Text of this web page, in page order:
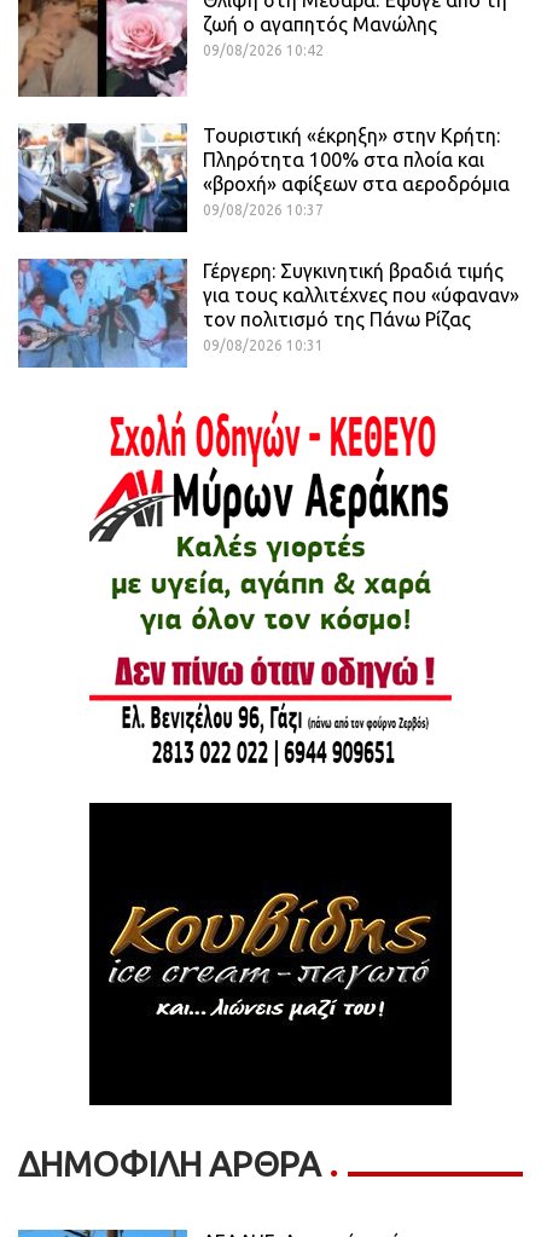
ζωή ο αγαπητός Μανώλης
09/08/2026 10:42
Τουριστική «έκρηξη» στην Κρήτη:
Πληρότητα 100% στα πλοία και
«βροχή» αφίξεων στα αεροδρόμια
09/08/2026 10:37
Γέργερη: Συγκινητική βραδιά τιμής
για τους καλλιτέχνες που «ύφαναν»
τον πολιτισμό της Πάνω Ρίζας
09/08/2026 10:31
ΔΗΜΟΦΙΛΗ ΑΡΘΡΑ